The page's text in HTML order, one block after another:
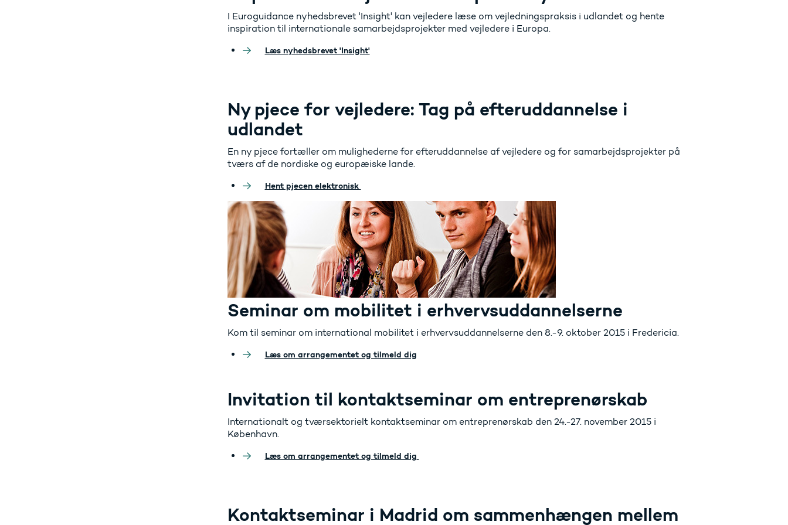
I Euroguidance nyhedsbrevet 'Insight' kan vejledere læse om vejledningspraksis i udlandet og hente
inspiration til internationale samarbejdsprojekter med vejledere i Europa.
Læs nyhedsbrevet 'Insight'
Ny pjece for vejledere: Tag på efteruddannelse i
udlandet
En ny pjece fortæller om mulighederne for efteruddannelse af vejledere og for samarbejdsprojekter på
tværs af de nordiske og europæiske lande.
Hent pjecen elektronisk
Seminar om mobilitet i erhvervsuddannelserne
Kom til seminar om international mobilitet i erhvervsuddannelserne den 8.-9. oktober 2015 i Fredericia.
Læs om arrangementet og tilmeld dig
Invitation til kontaktseminar om entreprenørskab
Internationalt og tværsektorielt kontaktseminar om entreprenørskab den 24.-27. november 2015 i
København.
Læs om arrangementet og tilmeld dig
Kontaktseminar i Madrid om sammenhængen mellem